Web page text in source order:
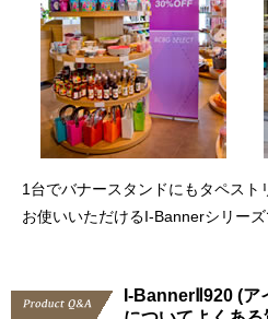
1台でバナースタンドにもタペスト
お使いいただけるI-Bannerシリーズ
I-BannerⅡ920 (ア